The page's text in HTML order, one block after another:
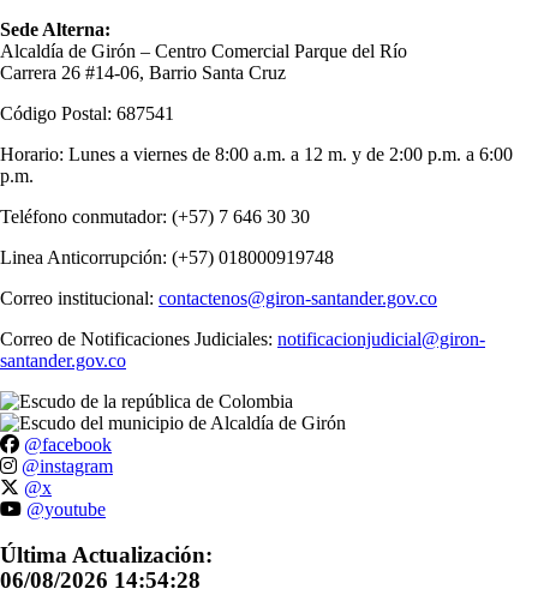
Sede Alterna:
Alcaldía de Girón – Centro Comercial Parque del Río
Carrera 26 #14-06, Barrio Santa Cruz
Código Postal: 687541
Horario: Lunes a viernes de 8:00 a.m. a 12 m. y de 2:00 p.m. a 6:00
p.m.
Teléfono conmutador: (+57) 7 646 30 30
Linea Anticorrupción: (+57) 018000919748
Correo institucional: contactenos@giron-santander.gov.co
Correo de Notificaciones Judiciales: notificacionjudicial@giron-
santander.gov.co
@facebook
@instagram
@x
@youtube
Última Actualización:
06/08/2026 14:54:28